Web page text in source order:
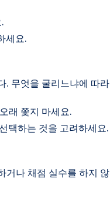
세요.
. 무엇을 굴리느냐에 따
래 쫓지 마세요.
택하는 것을 고려하세요.
거나 채점 실수를 하지